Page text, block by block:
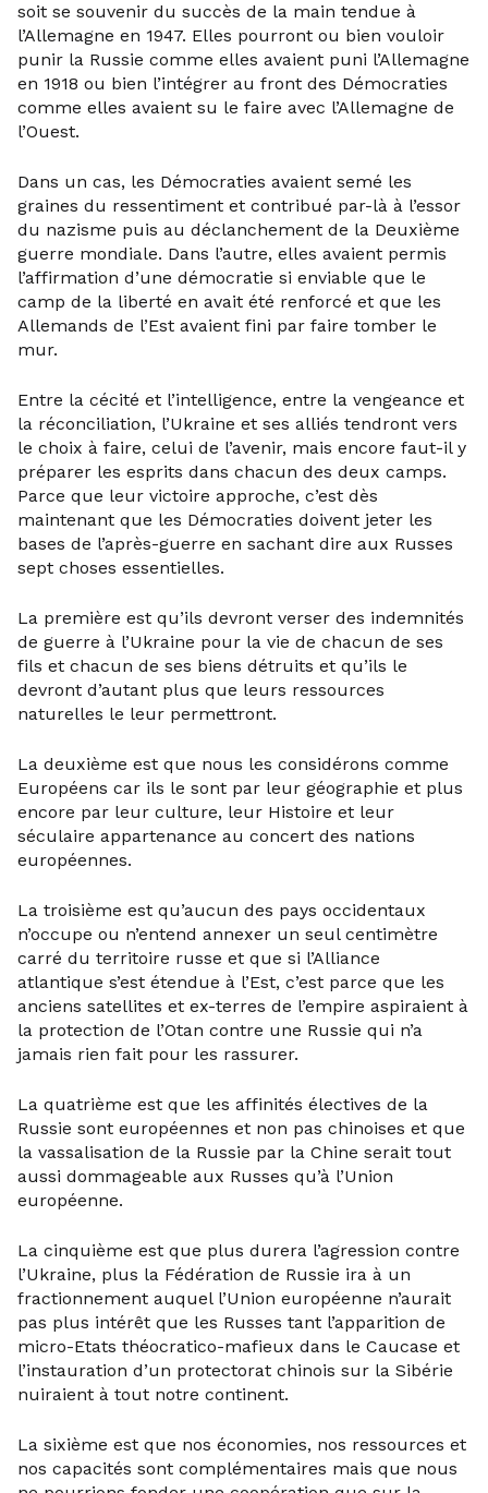
soit se souvenir du succès de la main tendue à
l’Allemagne en 1947. Elles pourront ou bien vouloir
punir la Russie comme elles avaient puni l’Allemagne
en 1918 ou bien l’intégrer au front des Démocraties
comme elles avaient su le faire avec l’Allemagne de
l’Ouest.
Dans un cas, les Démocraties avaient semé les
graines du ressentiment et contribué par-là à l’essor
du nazisme puis au déclanchement de la Deuxième
guerre mondiale. Dans l’autre, elles avaient permis
l’affirmation d’une démocratie si enviable que le
camp de la liberté en avait été renforcé et que les
Allemands de l’Est avaient fini par faire tomber le
mur.
Entre la cécité et l’intelligence, entre la vengeance et
la réconciliation, l’Ukraine et ses alliés tendront vers
le choix à faire, celui de l’avenir, mais encore faut-il y
préparer les esprits dans chacun des deux camps.
Parce que leur victoire approche, c’est dès
maintenant que les Démocraties doivent jeter les
bases de l’après-guerre en sachant dire aux Russes
sept choses essentielles.
La première est qu’ils devront verser des indemnités
de guerre à l’Ukraine pour la vie de chacun de ses
fils et chacun de ses biens détruits et qu’ils le
devront d’autant plus que leurs ressources
naturelles le leur permettront.
La deuxième est que nous les considérons comme
Européens car ils le sont par leur géographie et plus
encore par leur culture, leur Histoire et leur
séculaire appartenance au concert des nations
européennes.
La troisième est qu’aucun des pays occidentaux
n’occupe ou n’entend annexer un seul centimètre
carré du territoire russe et que si l’Alliance
atlantique s’est étendue à l’Est, c’est parce que les
anciens satellites et ex-terres de l’empire aspiraient à
la protection de l’Otan contre une Russie qui n’a
jamais rien fait pour les rassurer.
La quatrième est que les affinités électives de la
Russie sont européennes et non pas chinoises et que
la vassalisation de la Russie par la Chine serait tout
aussi dommageable aux Russes qu’à l’Union
européenne.
La cinquième est que plus durera l’agression contre
l’Ukraine, plus la Fédération de Russie ira à un
fractionnement auquel l’Union européenne n’aurait
pas plus intérêt que les Russes tant l’apparition de
micro-Etats théocratico-mafieux dans le Caucase et
l’instauration d’un protectorat chinois sur la Sibérie
nuiraient à tout notre continent.
La sixième est que nos économies, nos ressources et
nos capacités sont complémentaires mais que nous